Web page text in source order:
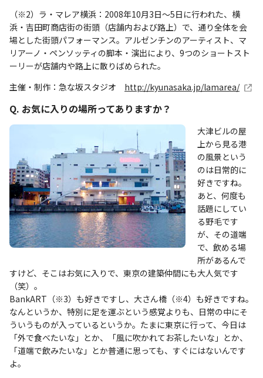
（※2）ラ・マレア横浜：2008年10月3日～5日に行われた、横
浜・吉田町商店街の街頭（店舗内および路上）で、通り全体を会
場とした街頭パフォーマンス。アルゼンチンのアーティスト、マ
リアーノ・ペンソッティの脚本・演出により、9つのショートスト
ーリーが店舗内や路上に散りばめられた。
主催・制作：急な坂スタジオ http://kyunasaka.jp/lamarea/
Q. お気に入りの場所ってありますか？
大津ビルの屋
上から見る港
の風景という
のは日常的に
好きですね。
あと、何度も
話題にしてい
る野毛です
が、その道端
で、飲める場
所があるんで
すけど、そこはお気に入りで、東京の建築仲間にも大人気です
（笑）。
BankART（※3）も好きですし、大さん橋（※4）も好きですね。
なんというか、特別に足を運ぶという感覚よりも、日常の中にそ
ういうものが入っているというか。たまに東京に行って、今日は
「外で食べたいな」とか、「風に吹かれてお茶したいな」とか、
「道端で飲みたいな」とか普通に思っても、すぐにはないんです
よ。